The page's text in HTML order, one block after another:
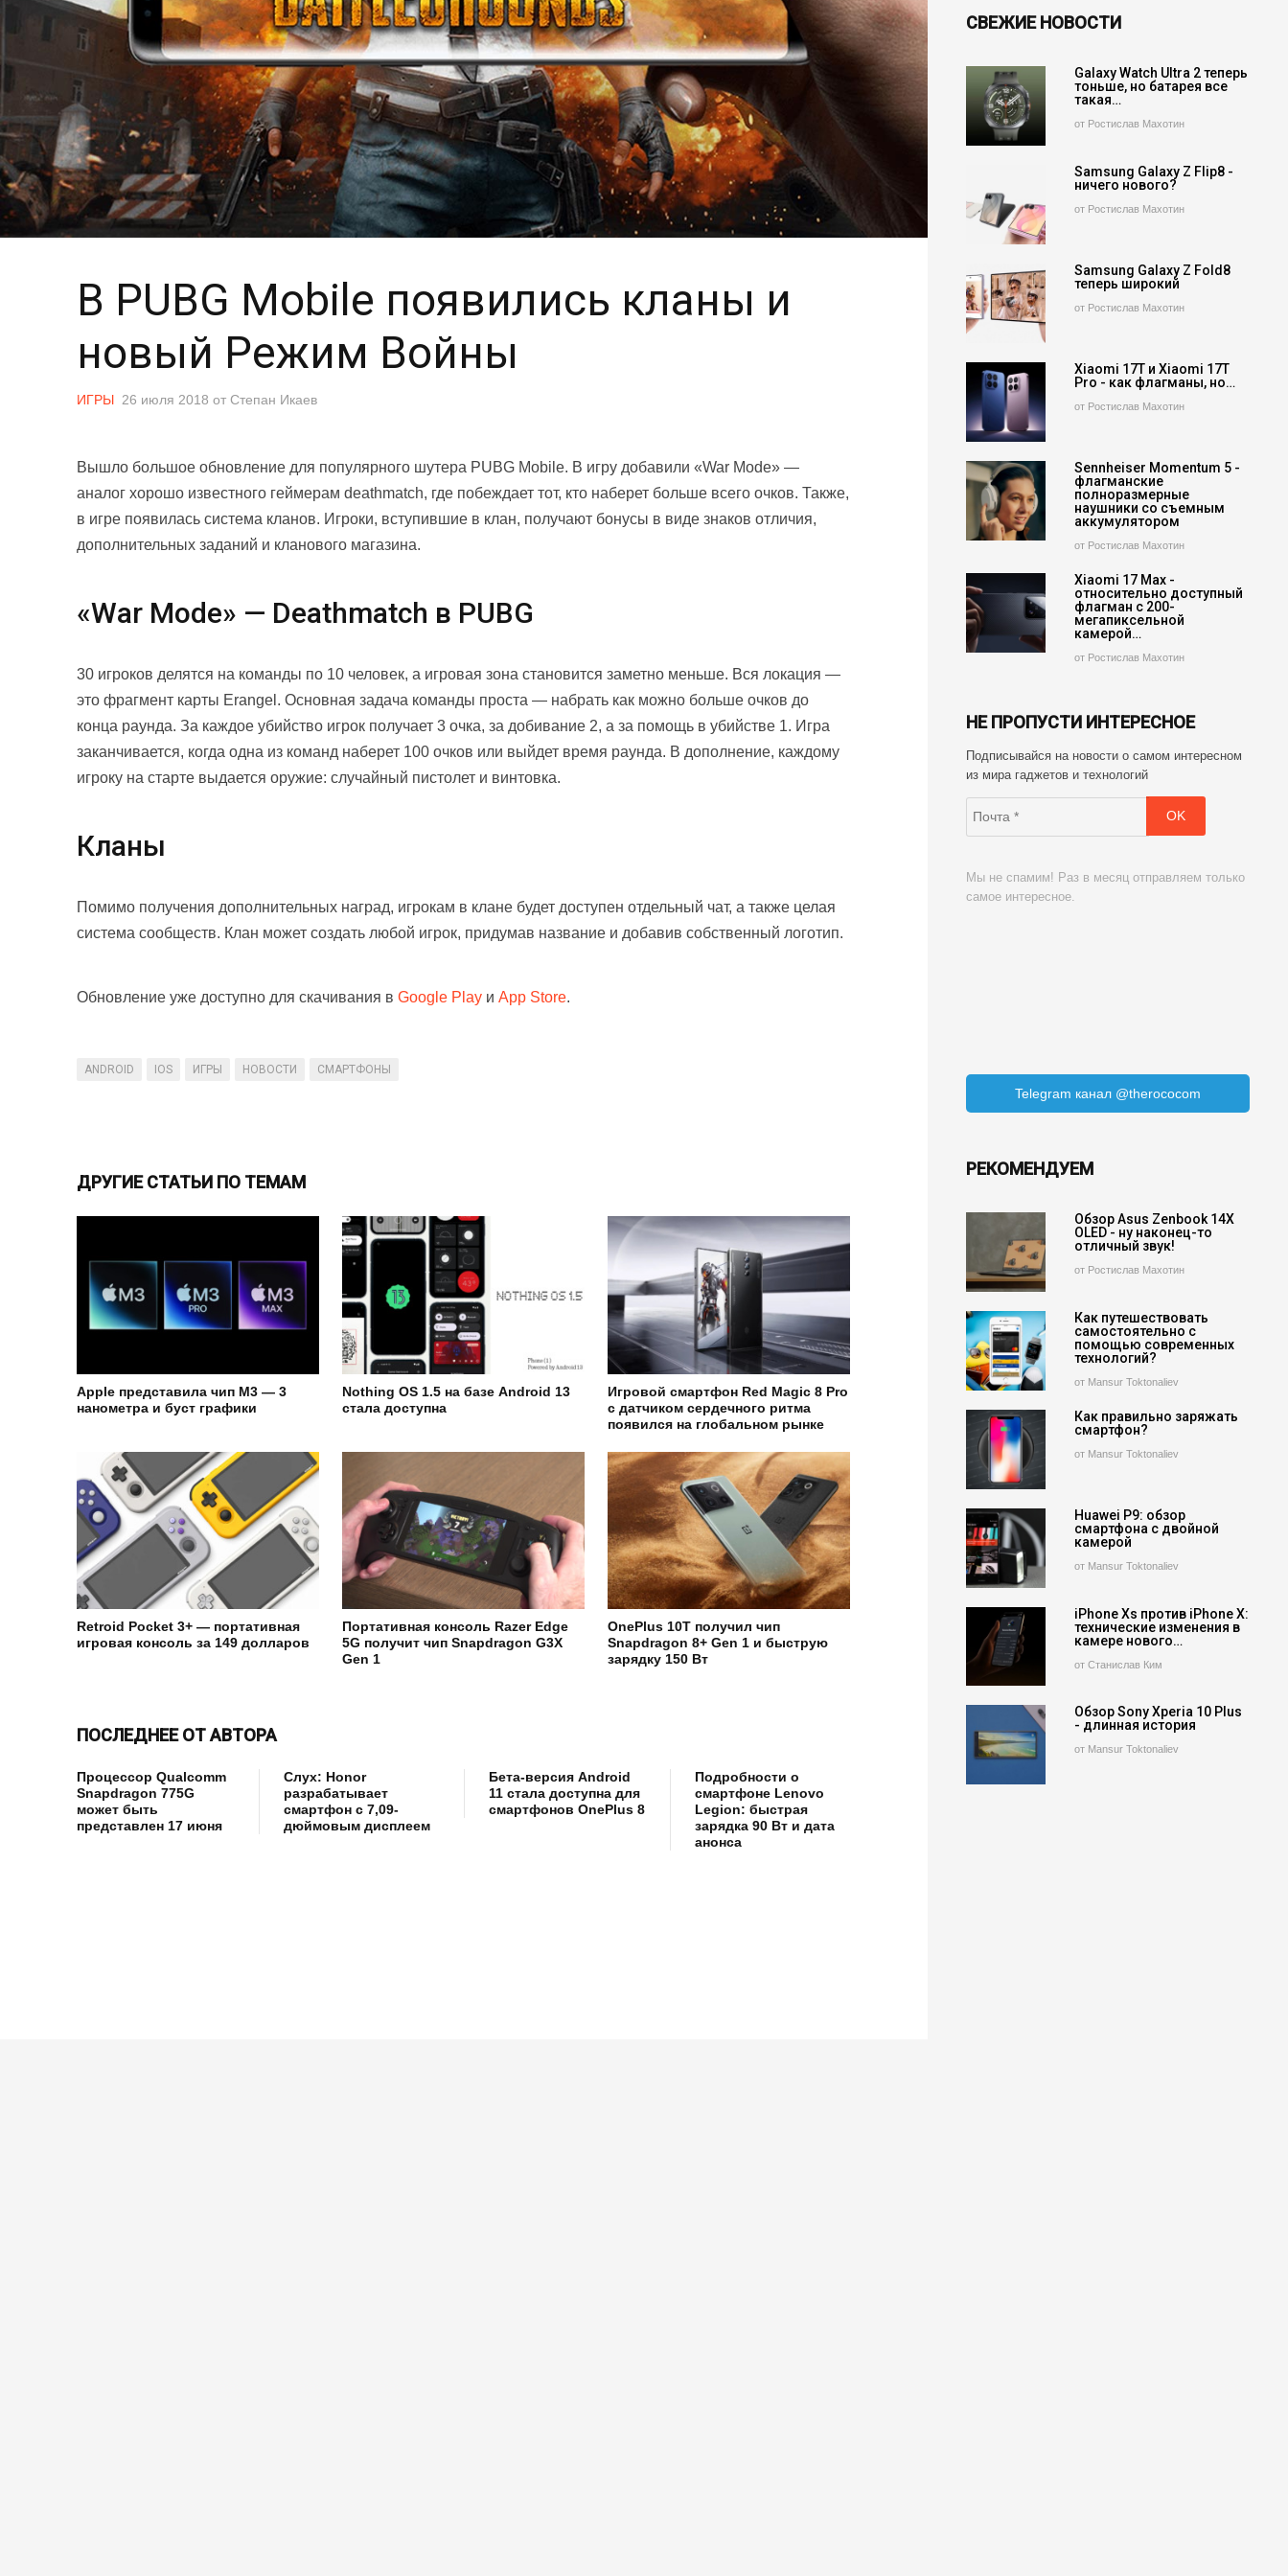
В PUBG Mobile появились кланы и
новый Режим Войны
ИГРЫ 26 июля 2018 от Степан Икаев
Вышло большое обновление для популярного шутера PUBG Mobile. В игру добавили «War Mode» —
аналог хорошо известного геймерам deathmatch, где побеждает тот, кто наберет больше всего очков. Также,
в игре появилась система кланов. Игроки, вступившие в клан, получают бонусы в виде знаков отличия,
дополнительных заданий и кланового магазина.
«War Mode» — Deathmatch в PUBG
30 игроков делятся на команды по 10 человек, а игровая зона становится заметно меньше. Вся локация —
это фрагмент карты Erangel. Основная задача команды проста — набрать как можно больше очков до
конца раунда. За каждое убийство игрок получает 3 очка, за добивание 2, а за помощь в убийстве 1. Игра
заканчивается, когда одна из команд наберет 100 очков или выйдет время раунда. В дополнение, каждому
игроку на старте выдается оружие: случайный пистолет и винтовка.
Кланы
Помимо получения дополнительных наград, игрокам в клане будет доступен отдельный чат, а также целая
система сообществ. Клан может создать любой игрок, придумав название и добавив собственный логотип.
Обновление уже доступно для скачивания в Google Play и App Store.
ANDROID IOS ИГРЫ НОВОСТИ СМАРТФОНЫ
ДРУГИЕ СТАТЬИ ПО ТЕМАМ
Apple представила чип M3 — 3
нанометра и буст графики
Nothing OS 1.5 на базе Android 13
стала доступна
Игровой смартфон Red Magic 8 Pro
с датчиком сердечного ритма
появился на глобальном рынке
Retroid Pocket 3+ — портативная
игровая консоль за 149 долларов
Портативная консоль Razer Edge
5G получит чип Snapdragon G3X
Gen 1
OnePlus 10T получил чип
Snapdragon 8+ Gen 1 и быструю
зарядку 150 Вт
ПОСЛЕДНЕЕ ОТ АВТОРА
Процессор Qualcomm
Snapdragon 775G
может быть
представлен 17 июня
Слух: Honor
разрабатывает
смартфон с 7,09-
дюймовым дисплеем
Бета-версия Android
11 стала доступна для
смартфонов OnePlus 8
Подробности о
смартфоне Lenovo
Legion: быстрая
зарядка 90 Вт и дата
анонса
СВЕЖИЕ НОВОСТИ
Galaxy Watch Ultra 2 теперь
тоньше, но батарея все
такая…
от Ростислав Махотин
Samsung Galaxy Z Flip8 -
ничего нового?
от Ростислав Махотин
Samsung Galaxy Z Fold8
теперь широкий
от Ростислав Махотин
Xiaomi 17T и Xiaomi 17T
Pro - как флагманы, но…
от Ростислав Махотин
Sennheiser Momentum 5 -
флагманские
полноразмерные
наушники со съемным
аккумулятором
от Ростислав Махотин
Xiaomi 17 Max -
относительно доступный
флагман с 200-
мегапиксельной
камерой…
от Ростислав Махотин
НЕ ПРОПУСТИ ИНТЕРЕСНОЕ
Подписывайся на новости о самом интересном
из мира гаджетов и технологий
Мы не спамим! Раз в месяц отправляем только
самое интересное.
Telegram канал @therococom
РЕКОМЕНДУЕМ
Обзор Asus Zenbook 14X
OLED - ну наконец-то
отличный звук!
от Ростислав Махотин
Как путешествовать
самостоятельно с
помощью современных
технологий?
от Mansur Toktonaliev
Как правильно заряжать
смартфон?
от Mansur Toktonaliev
Huawei P9: обзор
смартфона с двойной
камерой
от Mansur Toktonaliev
iPhone Xs против iPhone X:
технические изменения в
камере нового…
от Станислав Ким
Обзор Sony Xperia 10 Plus
- длинная история
от Mansur Toktonaliev